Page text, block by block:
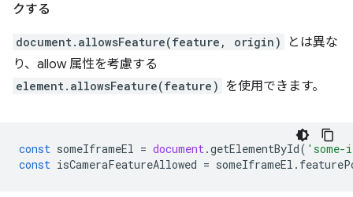
クする
document.allowsFeature(feature, origin)
とは異な
り、allow 属性を考慮する
element.allowsFeature(feature) を使用できます。
const someIframeEl = document .getElementById(
const isCameraFeatureAllowed = someIframeEl .